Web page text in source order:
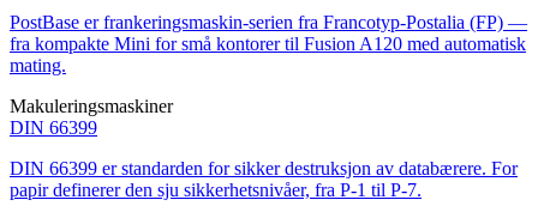
PostBase er frankeringsmaskin-serien fra Francotyp-Postalia (FP) —
fra kompakte Mini for små kontorer til Fusion A120 med automatisk
mating.
Makuleringsmaskiner
DIN 66399
DIN 66399 er standarden for sikker destruksjon av databærere. For
papir definerer den sju sikkerhetsnivåer, fra P-1 til P-7.